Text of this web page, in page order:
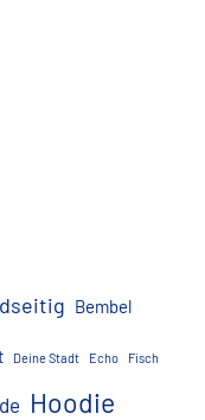
Bembel
Deine Stadt Echo Fisch
Hoodie